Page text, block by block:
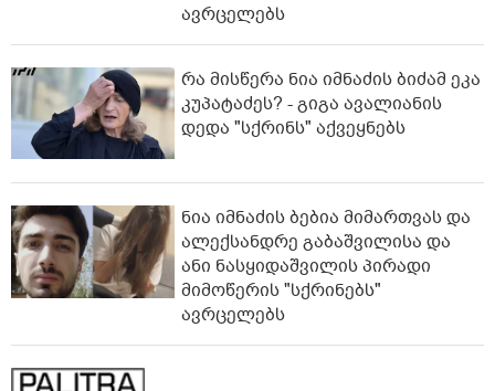
ავრცელებს
რა მისწერა ნია იმნაძის ბიძამ ეკა
კუპატაძეს? - გიგა ავალიანის
დედა "სქრინს" აქვეყნებს
ნია იმნაძის ბებია მიმართვას და
ალექსანდრე გაბაშვილისა და
ანი ნასყიდაშვილის პირადი
მიმოწერის "სქრინებს"
ავრცელებს